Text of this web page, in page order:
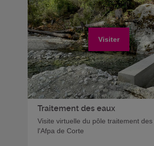
Visiter
Traitement des eaux
Visite virtuelle du pôle traitement des
l'Afpa de Corte